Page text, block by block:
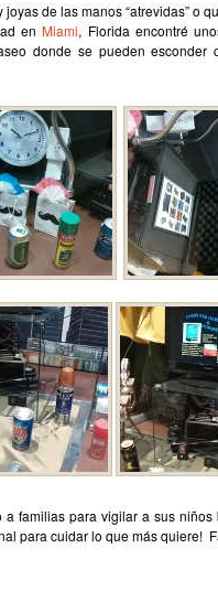
de las manos “atrevidas” o
enMiami, Florida encontré
donde se pueden
familias para vigilar a sus
para cuidar lo que más quiere!